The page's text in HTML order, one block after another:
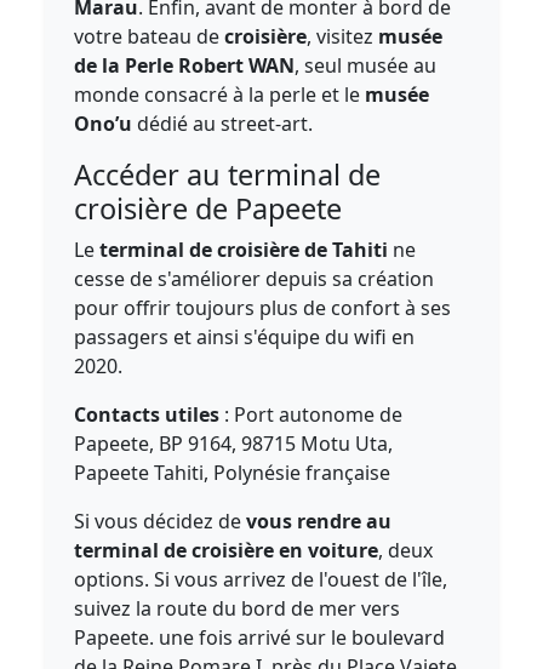
Marau. Enfin, avant de monter à bord de
votre bateau decroisière, visitez musée
de la Perle Robert WAN, seul musée au
monde consacré à la perle et le musée
Ono’u dédié au street-art.
Accéder au terminal de
croisière de Papeete
Leterminal de croisière de Tahiti ne
cesse de s'améliorer depuis sa création
pour offrir toujours plus de confort à ses
passagers et ainsi s'équipe du wifi en
2020.
Contacts utiles : Port autonome de
Papeete, BP 9164, 98715 Motu Uta,
Papeete Tahiti, Polynésie française
Si vous décidez devous rendre au
terminal de croisière en voiture, deux
options. Si vous arrivez de l'ouest de l'île,
suivez la route du bord de mer vers
Papeete. une fois arrivé sur le boulevard